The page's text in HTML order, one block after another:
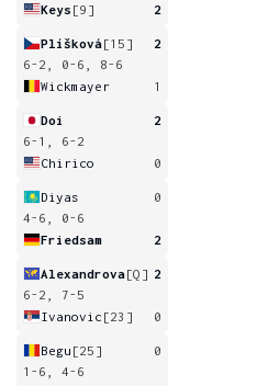
Keys [9] 2
Plíšková[15]
2
6-2, 0-6, 8-6
Wickmayer
1
Doi
2
6-1, 6-2
Chirico
0
Diyas
0
4-6, 0-6
Friedsam
2
Alexandrova[Q] 2
6-2, 7-5
Ivanovic [23] 0
Begu [25]
0
1-6, 4-6